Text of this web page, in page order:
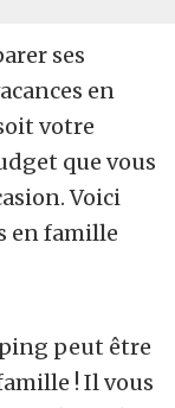
ses
en
votre
que vous
Voici
en famille
peut être
! Il vous